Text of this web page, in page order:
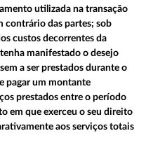
utilizada na transação
contrário das partes; sob
custos decorrentes da
manifestado o desejo
a ser prestados durante o
pagar um montante
prestados entre o período
em que exerceu o seu direito
aos serviços totais